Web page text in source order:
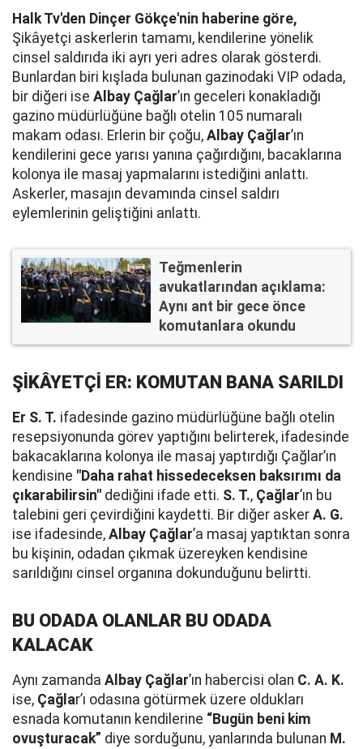
Halk Tv'den Dinçer Gökçe'nin haberine göre,
Şikâyetçi askerlerin tamamı, kendilerine yönelik
cinsel saldırıda iki ayrı yeri adres olarak gösterdi.
Bunlardan biri kışlada bulunan gazinodaki VIP odada,
bir diğeri ise Albay Çağlar’ın geceleri konakladığı
gazino müdürlüğüne bağlı otelin 105 numaralı
makam odası. Erlerin bir çoğu, Albay Çağlar’ın
kendilerini gece yarısı yanına çağırdığını, bacaklarına
kolonya ile masaj yapmalarını istediğini anlattı.
Askerler, masajın devamında cinsel saldırı
eylemlerinin geliştiğini anlattı.
Teğmenlerin
avukatlarından açıklama:
Aynı ant bir gece önce
komutanlara okundu
ŞİKÂYETÇİ ER: KOMUTAN BANA SARILDI
Er S. T. ifadesinde gazino müdürlüğüne bağlı otelin
resepsiyonunda görev yaptığını belirterek, ifadesinde
bakacaklarına kolonya ile masaj yaptırdığı Çağlar’ın
kendisine "Daha rahat hissedeceksen baksırımı da
çıkarabilirsin" dediğini ifade etti. S. T., Çağlar’ın bu
talebini geri çevirdiğini kaydetti. Bir diğer asker A. G.
ise ifadesinde, Albay Çağlar’a masaj yaptıktan sonra
bu kişinin, odadan çıkmak üzereyken kendisine
sarıldığını cinsel organına dokunduğunu belirtti.
BU ODADA OLANLAR BU ODADA
KALACAK
Aynı zamanda Albay Çağlar’ın habercisi olan C. A. K.
ise, Çağlar’ı odasına götürmek üzere oldukları
esnada komutanın kendilerine “Bugün beni kim
ovuşturacak” diye sorduğunu, yanlarında bulunan M.